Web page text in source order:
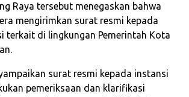
Raya tersebut menegaskan bahwa
mengirimkan surat resmi kepada
terkait di lingkungan Pemerintah Kota
surat resmi kepada instansi
pemeriksaan dan klarifikasi